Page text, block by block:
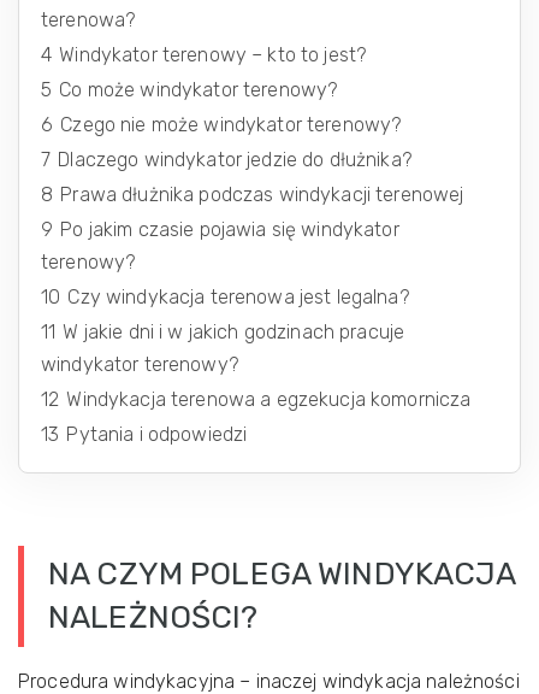
terenowa?
4 Windykator terenowy – kto to jest?
5 Co może windykator terenowy?
6 Czego nie może windykator terenowy?
7 Dlaczego windykator jedzie do dłużnika?
8 Prawa dłużnika podczas windykacji terenowej
9 Po jakim czasie pojawia się windykator
terenowy?
10 Czy windykacja terenowa jest legalna?
11 W jakie dni i w jakich godzinach pracuje
windykator terenowy?
12 Windykacja terenowa a egzekucja komornicza
13 Pytania i odpowiedzi
NA CZYM POLEGA WINDYKACJA
NALEŻNOŚCI?
Procedura windykacyjna – inaczej windykacja należności